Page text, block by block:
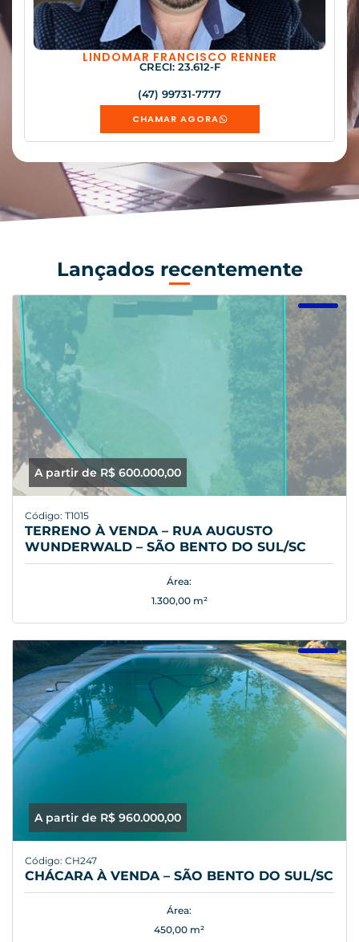
LINDOMAR FRANCISCO RENNER
CRECI: 23.612-F
(47) 99731-7777
CHAMAR AGORA
Lançados recentemente
A partir de R$ 600.000,00
Código: T1015
TERRENO À VENDA – RUA AUGUSTO
WUNDERWALD – SÃO BENTO DO SUL/SC
Área:
1.300,00 m²
A partir de R$ 960.000,00
Código: CH247
CHÁCARA À VENDA – SÃO BENTO DO SUL/SC
Área:
450,00 m²